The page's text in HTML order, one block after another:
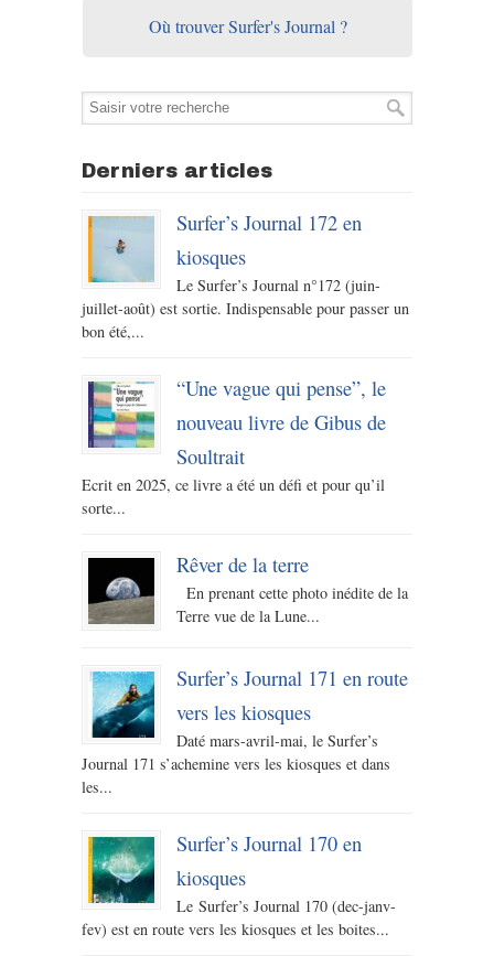
Où trouver Surfer's Journal ?
Derniers articles
Surfer’s Journal 172 en
kiosques
Le Surfer’s Journal n°172 (juin-
juillet-août) est sortie. Indispensable pour passer un
bon été,...
“Une vague qui pense”, le
nouveau livre de Gibus de
Soultrait
Ecrit en 2025, ce livre a été un défi et pour qu’il
sorte...
Rêver de la terre
En prenant cette photo inédite de la
Terre vue de la Lune...
Surfer’s Journal 171 en route
vers les kiosques
Daté mars-avril-mai, le Surfer’s
Journal 171 s’achemine vers les kiosques et dans
les...
Surfer’s Journal 170 en
kiosques
Le Surfer’s Journal 170 (dec-janv-
fev) est en route vers les kiosques et les boites...